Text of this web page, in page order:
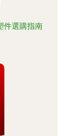
件選購指南